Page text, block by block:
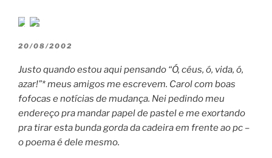
POSTED
20/08/2002
Justo quando estou aqui pensando “Ó, céus, ó, vida, ó,
azar!”* meus amigos me escrevem. Carol com boas
fofocas e notícias de mudança. Nei pedindo meu
endereço pra mandar papel de pastel e me exortando
pratirar esta bunda gorda da cadeira em frente ao pc –
o poema é dele mesmo.